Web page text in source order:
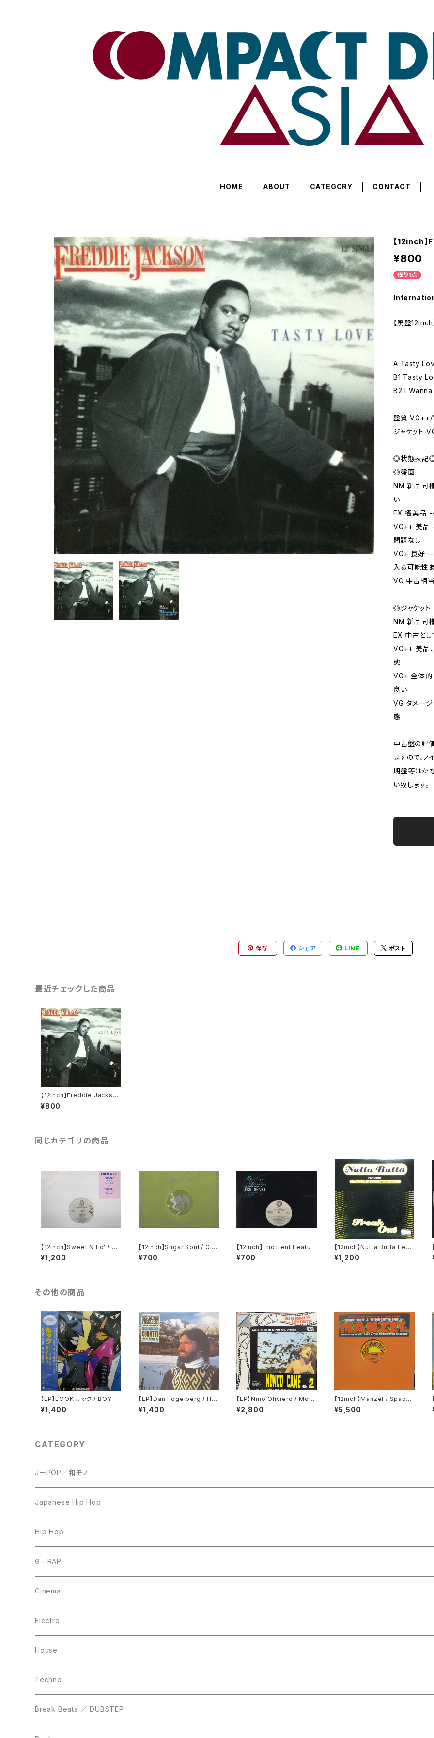
HOME ABOUT CATEGORY CONTACT
【12inch
¥800
残り1点
【廃盤
A Tasty
B1 Tasty
B2 I
盤質
ジャケット
◎状態表記
◎盤面
NM 新品同
い
EX 極美品
VG++ 美品
問題なし
VG+ 良好
入る可能性
VG 中古相
◎ジャケット
NM 新品同
EX 中古とし
VG++ 美品
態
VG+ 全体的
良い
VG ダメー
態
中古盤の評
ますので、
期盤等はか
い致します。
保存 シェア LINE ポスト
最近チェックした商品
【12inch】Freddie Jackson
/ Tasty Love
¥800
同じカテゴリの商品
【12inch】Sweet N Lo' / 40
Dog
¥1,200
【12inch】Sugar Soul / Gin
& Lime
¥700
【12inch】Eric Bent Featuri
ng Terry Dexter / Spend
My Life With You
¥700
【12inch】Nutta Butta Feat
uring Teddy Riley And A
nonymous / Freak Out
¥1,200
その他の商品
【LP】LOOK ルック / BOYS
BE DREAMIN' ボーイズ・ビ
ー・ドリーミン
¥1,400
【LP】Dan Fogelberg / Hig
h Country Snows
¥1,400
【LP】Nino Oliviero / Mon
do Cane N° 2
¥2,800
【12inch】Manzel / Space
Funk / Midnight Theme
¥5,500
CATEGORY
JーPOP／和モノ
LP
7inch
CD
12inch
10inch
Casette Tape
Japanese Hip Hop
12inch
LP
Hip Hop
LP
12inch
CD
GーRAP
12inch
LP
Cinema
LP
12inch
DVD
Electro
12inch
LP
House
LP
12inch
Techno
12inch
Break Beats ／ DUBSTEP